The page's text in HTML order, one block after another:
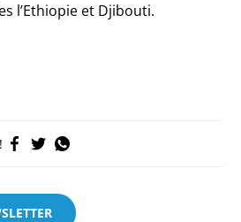
l’Ethiopie et Djibouti.